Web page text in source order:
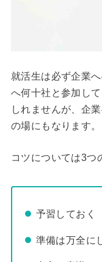
就活生は必ず企業
へ何十社と参加し
しれませんが、企
の場にもなります。
コツについては3つ
予習しておく
準備は万全に